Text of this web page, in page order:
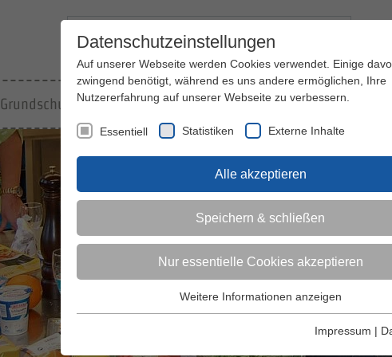
Grundschulkinder Jugendliche Erwachsene
Datenschutzeinstellungen
Auf unserer Webseite werden Cookies verwendet. Einige
zwingend benötigt, während es uns andere ermöglichen, Ihre
Nutzererfahrung auf unserer Webseite zu verbessern.
Essentiell Statistiken Externe Inhalte
Alle akzeptieren
Speichern & schließen
Nur essentielle Cookies akzeptieren
Essentielle Cookies werden für grundlegende Funktionen
Weitere Informationen anzeigen
Impressum |